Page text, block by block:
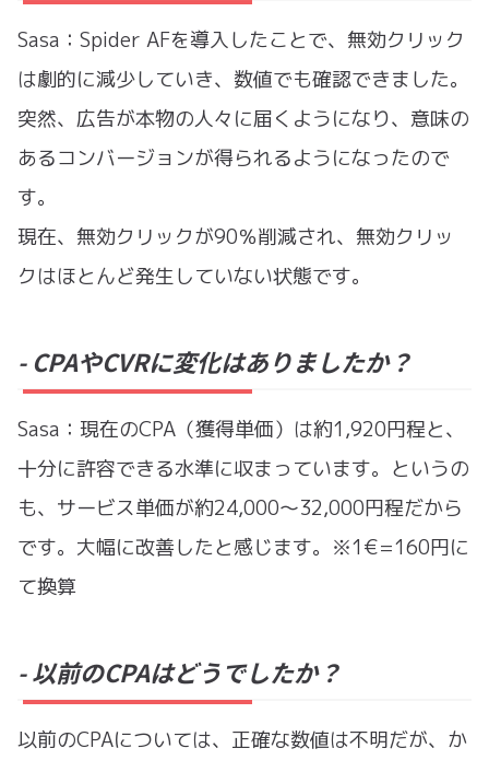
Sasa：Spider AFを導入したことで、無効クリック
は劇的に減少していき、数値でも確認できました。
突然、広告が本物の人々に届くようになり、意味の
あるコンバージョンが得られるようになったので
す。
現在、無効クリックが90％削減され、無効クリッ
クはほとんど発生していない状態です。
- CPAやCVRに変化はありましたか？
Sasa：現在のCPA（獲得単価）は約1,920円程と、
十分に許容できる水準に収まっています。というの
も、サービス単価が約24,000〜32,000円程だから
です。大幅に改善したと感じます。※1€=160円に
て換算
- 以前のCPAはどうでしたか？
以前のCPAについては、正確な数値は不明だが、か